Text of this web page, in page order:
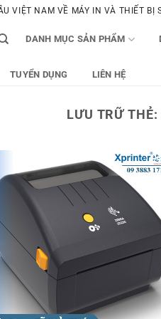
VIỆT NAM VỀ MÁY IN VÀ THIẾT BỊ
DANH MỤC SẢN PHẨM
TUYỂN DỤNG LIÊN HỆ
LƯU TRỮ THẺ: